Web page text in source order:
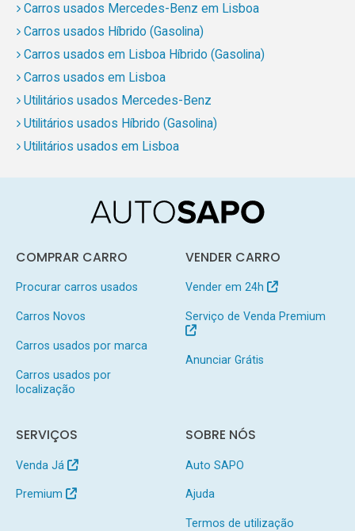
Carros usados Mercedes-Benz em Lisboa
Carros usados Híbrido (Gasolina)
Carros usados em Lisboa Híbrido (Gasolina)
Carros usados em Lisboa
Utilitários usados Mercedes-Benz
Utilitários usados Híbrido (Gasolina)
Utilitários usados em Lisboa
COMPRAR CARRO
Procurar carros usados
Carros Novos
Carros usados por marca
Carros usados por
localização
VENDER CARRO
Vender em 24h
Serviço de Venda Premium
Anunciar Grátis
SERVIÇOS
Venda Já
Premium
SOBRE NÓS
Auto SAPO
Ajuda
Termos de utilização